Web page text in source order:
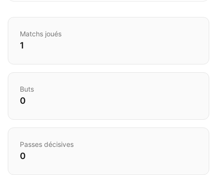
Matchs joués
1
Buts
0
Passes décisives
0